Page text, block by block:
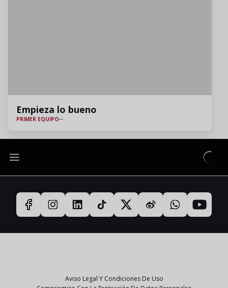
Empieza lo bueno
PRIMER EQUIPO
Aviso Legal Y Condiciones De Uso